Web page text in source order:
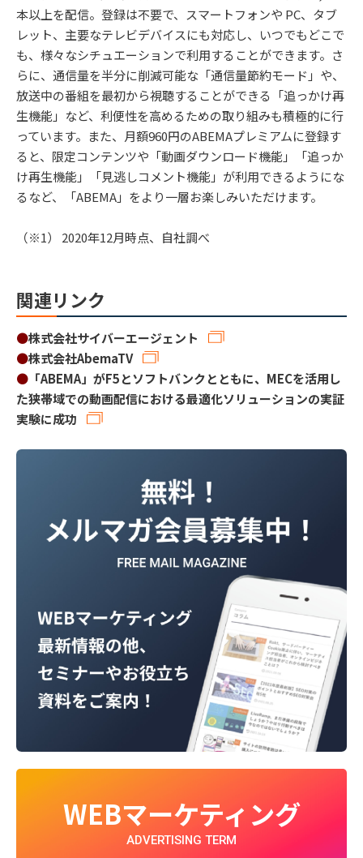
本以上を配信。登録は不要で、スマートフォンや PC、タブ
レット、主要なテレビデバイスにも対応し、いつでもどこで
も、様々なシチュエーションで利用することができます。さ
らに、通信量を半分に削減可能な「通信量節約モード」や、
放送中の番組を最初から視聴することができる「追っかけ再
生機能」など、利便性を高めるための取り組みも積極的に行
っています。また、月額960円のABEMAプレミアムに登録す
ると、限定コンテンツや「動画ダウンロード機能」「追っか
け再生機能」「見逃しコメント機能」が利用できるようにな
るなど、「ABEMA」をより一層お楽しみいただけます。
（※1） 2020年12月時点、自社調べ
関連リンク
●株式会社サイバーエージェント
●株式会社AbemaTV
● 「ABEMA」がF5とソフトバンクとともに、MECを活用し
た狭帯域での動画配信における最適化ソリューションの実証
実験に成功
WEBマーケティング
ADVERTISING TERM